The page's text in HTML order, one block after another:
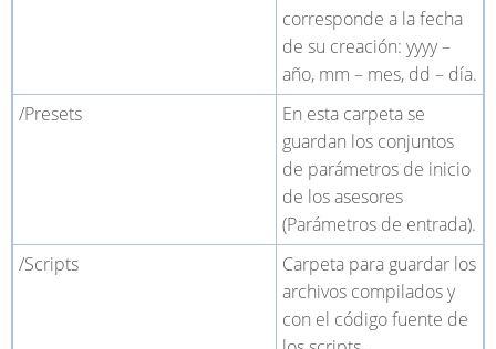
corresponde a la fecha
de su creación: yyyy–
año, mm – mes, dd – día.
/Presets
En esta carpeta se
guardan los conjuntos
de parámetros de inicio
de los asesores
(Parámetros de entrada).
/Scripts
Carpeta para guardar los
archivos compilados y
con el código fuente de